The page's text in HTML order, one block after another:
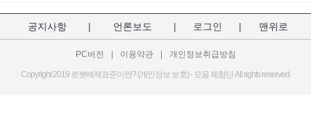
공지사항 | 언론보도 | 로그인 | 맨위로
PC버전 이용약관 개인정보취급방침
Copyright 2019 로봇배제표준이란? (개인정보 보호) - 모움 체험단 All rights reserved.